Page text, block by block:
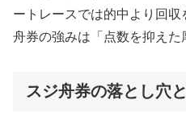
ートレースでは的中より回
舟券の強みは「点数を抑えた
スジ舟券の落とし穴